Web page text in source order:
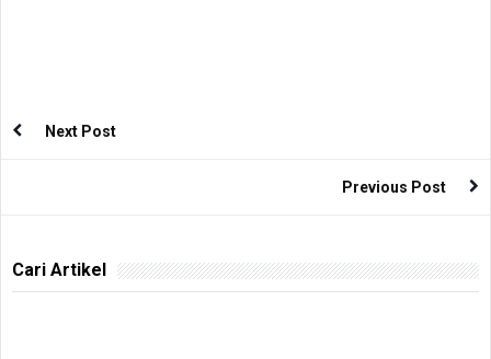
Next Post
Previous Post
Cari Artikel